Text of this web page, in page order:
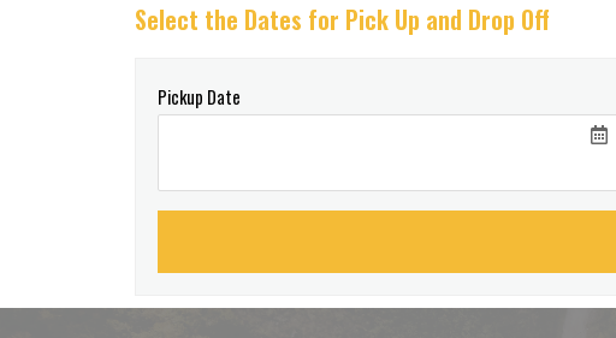
Select the Dates for Pick Up and Drop Off
Pickup Date